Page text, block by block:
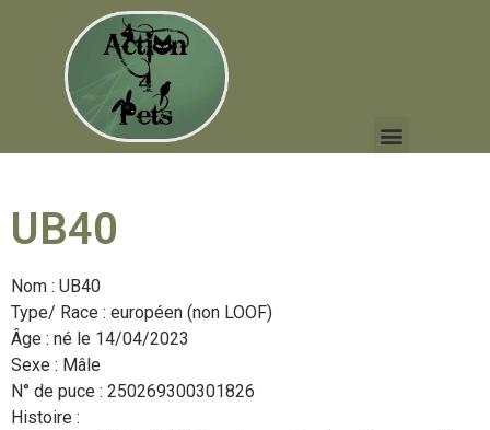
UB40
Nom : UB40
Type/ Race : européen (non LOOF)
Âge : né le 14/04/2023
Sexe : Mâle
N° de puce : 250269300301826
Histoire :